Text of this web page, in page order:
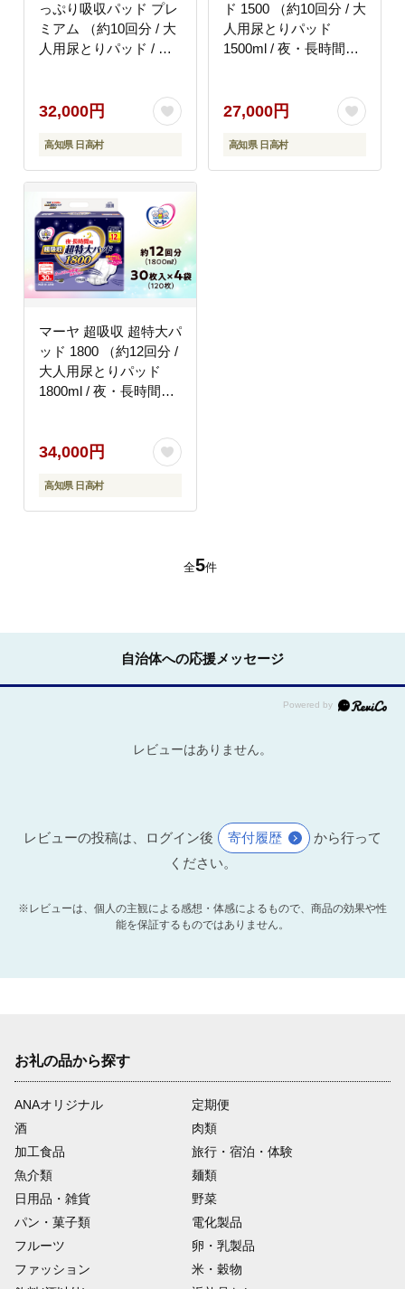
っぷり吸収パッド プレ
ミアム （約10回分 / 大
人用尿とりパッド / 通
消耗品 4袋入り ケース
32,000円
高知県 日高村
ド 1500 （約10回分 / 大
人用尿とりパッド
1500ml / 夜・長時間
27,000円
高知県 日高村
マーヤ 超吸収 超特大パ
ッド 1800 （約12回分 /
大人用尿とりパッド
1800ml / 夜・長時間
34,000円
高知県 日高村
全5件
自治体への応援メッセージ
レビューはありません。
レビューの投稿は、ログイン後 寄付履歴
から行って
ください。
※レビューは、個人の主観による感想・体感によるもので、商品の効果や性
能を保証するものではありません。
お礼の品から探す
ANAオリジナル
定期便
酒
肉類
加工食品
旅行・宿泊・体験
魚介類
麺類
日用品・雑貨
野菜
パン・菓子類
電化製品
フルーツ
卵・乳製品
ファッション
米・穀物